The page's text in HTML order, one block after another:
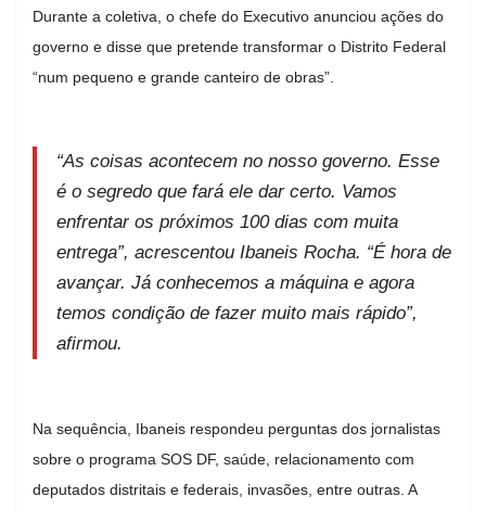
Durante a coletiva, o chefe do Executivo anunciou ações do
governo e disse que pretende transformar o Distrito Federal
“num pequeno e grande canteiro de obras”.
“As coisas acontecem no nosso governo. Esse
é o segredo que fará ele dar certo. Vamos
enfrentar os próximos 100 dias com muita
entrega”, acrescentou Ibaneis Rocha. “É hora de
avançar. Já conhecemos a máquina e agora
temos condição de fazer muito mais rápido”,
afirmou.
Na sequência, Ibaneis respondeu perguntas dos jornalistas
sobre o programa SOS DF, saúde, relacionamento com
deputados distritais e federais, invasões, entre outras. A